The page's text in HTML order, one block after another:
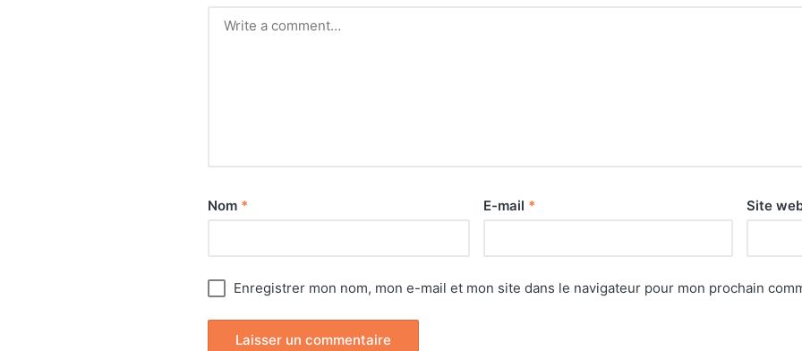
Nom * E-mail * Site
Enregistrer mon nom, mon e-mail et mon site dans le navigateur pour mon prochain